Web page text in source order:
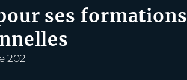
ses formations
2021